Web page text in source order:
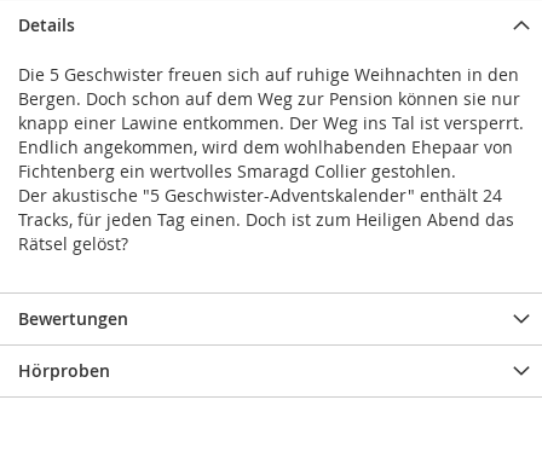
Details
Die 5 Geschwister freuen sich auf ruhige Weihnachten in den
Bergen. Doch schon auf dem Weg zur Pension können sie nur
knapp einer Lawine entkommen. Der Weg ins Tal ist versperrt.
Endlich angekommen, wird dem wohlhabenden Ehepaar von
Fichtenberg ein wertvolles Smaragd Collier gestohlen.
Der akustische "5 Geschwister-Adventskalender" enthält 24
Tracks, für jeden Tag einen. Doch ist zum Heiligen Abend das
Rätsel gelöst?
Bewertungen
Hörproben